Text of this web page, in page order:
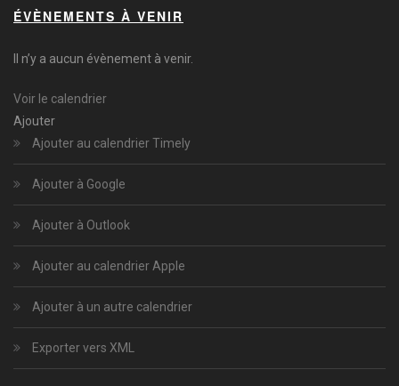
ÉVÈNEMENTS À VENIR
Il n’y a aucun évènement à venir.
Voir le calendrier
Ajouter
Ajouter au calendrier Timely
Ajouter à Google
Ajouter à Outlook
Ajouter au calendrier Apple
Ajouter à un autre calendrier
Exporter vers XML